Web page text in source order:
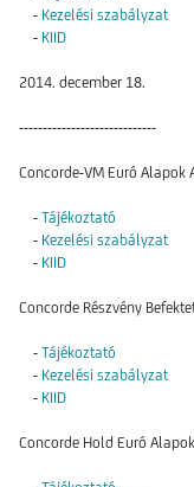
- Kezelési szabályzat
- KIID
2014. december 18.
-----------------------------
Concorde-VM Euró Alapok
- Tájékoztató
- Kezelési szabályzat
- KIID
Concorde Részvény
- Tájékoztató
- Kezelési szabályzat
- KIID
Concorde Hold Euró